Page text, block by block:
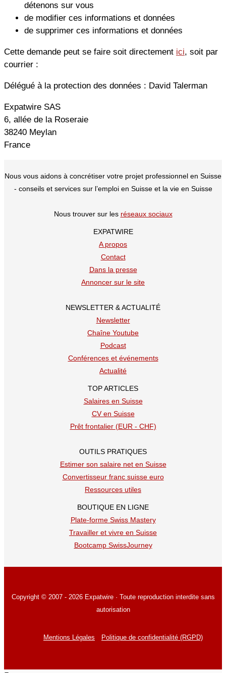
détenons sur vous
de modifier ces informations et données
de supprimer ces informations et données
Cette demande peut se faire soit directement ici, soit par
courrier :
Délégué à la protection des données : David Talerman
Expatwire SAS
6, allée de la Roseraie
38240 Meylan
France
Nous vous aidons à concrétiser votre projet professionnel en Suisse
- conseils et services sur l’emploi en Suisse et la vie en Suisse
Nous trouver sur les réseaux sociaux
EXPATWIRE
A propos
Contact
Dans la presse
Annoncer sur le site
NEWSLETTER & ACTUALITÉ
Newsletter
Chaîne Youtube
Podcast
Conférences et événements
Actualité
TOP ARTICLES
Salaires en Suisse
CV en Suisse
Prêt frontalier (EUR - CHF)
OUTILS PRATIQUES
Estimer son salaire net en Suisse
Convertisseur franc suisse euro
Ressources utiles
BOUTIQUE EN LIGNE
Plate-forme Swiss Mastery
Travailler et vivre en Suisse
Bootcamp SwissJourney
Copyright © 2007 - 2026 Expatwire · Toute reproduction interdite sans
autorisation
Mentions Légales Politique de confidentialité (RGPD)